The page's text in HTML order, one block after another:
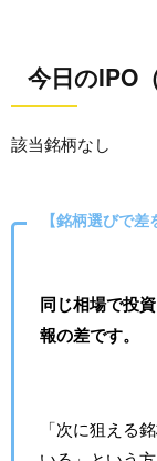
今日のIPO
該当銘柄なし
【銘柄選びで差
同じ相場で投
報の差です。
「次に狙える